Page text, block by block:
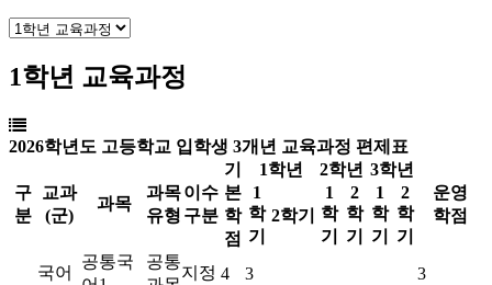
1학년 교육과정
2026학년도 고등학교 입학생 3개년 교육과정 편제표
구
분
교과
(군)
과목
과목
유형
이수
구분
기
본
학
점
1학년 2학년 3학년
운영
학점
1
학
기
2학기
1
학
기
2
학
기
1
학
기
2
학
기
국어
공통국
공통
지정 4 3 3